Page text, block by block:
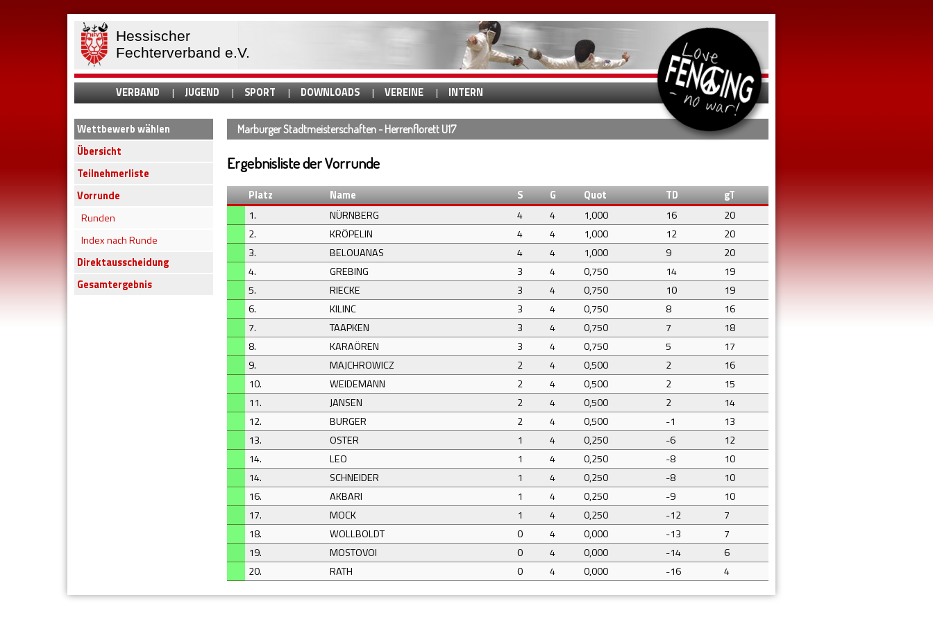
Hessischer
Fechterverband e.V.
VERBAND JUGEND SPORT DOWNLOADS VEREINE INTERN
Wettbewerb wählen
Übersicht
Teilnehmerliste
Vorrunde
Runden
Index nach Runde
Direktausscheidung
Gesamtergebnis
Marburger Stadtmeisterschaften - Herrenflorett U17
Ergebnisliste der Vorrunde
Platz Name S G Quot TD
gT
1.
NÜRNBERG 4 4 1,000 16
20
2.
KRÖPELIN 4 4 1,000 12
20
3.
BELOUANAS 4 4 1,000 9
20
4.
GREBING 3 4 0,750 14
19
5.
RIECKE 3 4 0,750 10
19
6.
KILINC 3 4 0,750 8
16
7.
TAAPKEN 3 4 0,750 7
18
8.
KARAÖREN 3 4 0,750 5
17
9.
MAJCHROWICZ 2 4 0,500 2
16
10.
WEIDEMANN 2 4 0,500 2
15
11.
JANSEN 2 4 0,500 2
14
12.
BURGER 2 4 0,500 -1
13
13.
OSTER 1 4 0,250 -6
12
14.
LEO 1 4 0,250 -8
10
14.
SCHNEIDER 1 4 0,250 -8
10
16.
AKBARI 1 4 0,250 -9
10
17.
MOCK 1 4 0,250 -12
7
18.
WOLLBOLDT 0 4 0,000 -13
7
19.
MOSTOVOI 0 4 0,000 -14
6
20.
RATH 0 4 0,000 -16 4